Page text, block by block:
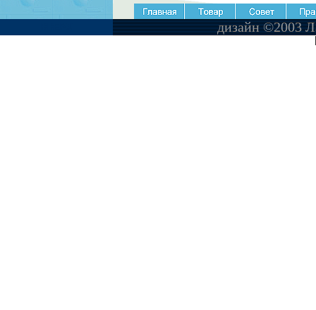
дизайн ©2003